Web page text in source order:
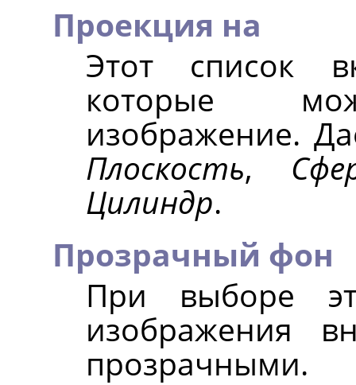
Проекция на
Этот список
которые
изображение.
Плоскость,
Цилиндр.
Прозрачный фон
При выборе
изображения
прозрачными.